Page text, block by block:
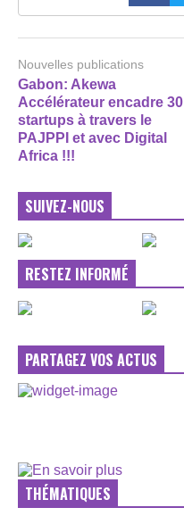
Nouvelles publications
Gabon: Akewa
Accélérateur encadre 30
startups à travers le
PAJPPI et avec Digital
Africa !!!
SUIVEZ-NOUS
RESTEZ INFORMÉ
PARTAGEZ VOS ACTUS
THÉMATIQUES